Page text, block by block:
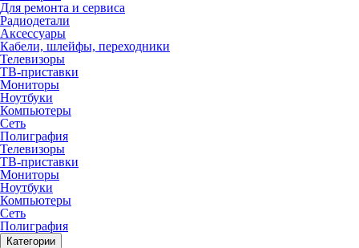
Для ремонта и сервиса
Радиодетали
Аксессуары
Кабели, шлейфы, переходники
Телевизоры
ТВ-приставки
Мониторы
Ноутбуки
Компьютеры
Сеть
Полиграфия
Телевизоры
ТВ-приставки
Мониторы
Ноутбуки
Компьютеры
Сеть
Полиграфия
Категории